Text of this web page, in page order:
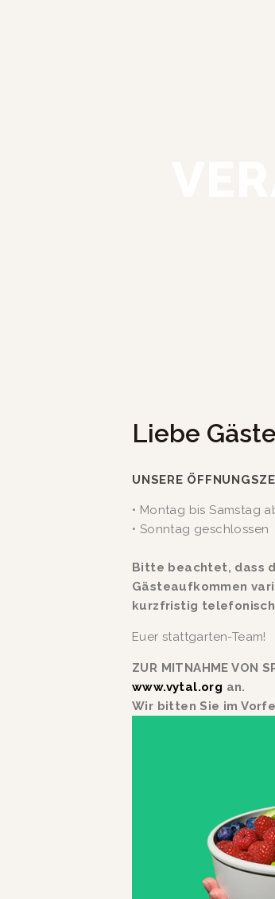
Liebe
UNSERE
• Montag bis Samstag
• Sonntag​​​​​ geschlossen
Bitte beachtet, dass
Gästeaufkommen
kurzfristig
Euer stattgarten-Team!
www.vytal.org an.
Wir bitten Sie im